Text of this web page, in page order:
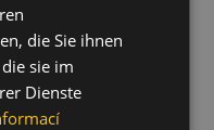
GERMAN
die Sie ihnen
sie im
Dienste